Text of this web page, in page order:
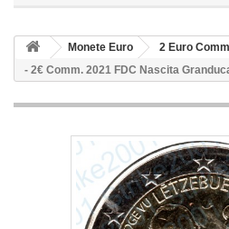
Monete Euro 2 Euro
- 2€ Comm. 2021 FDC Nascita